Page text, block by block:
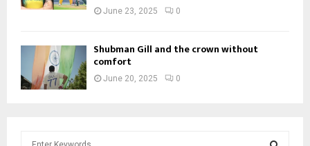
June 23, 2025 0
Shubman Gill and the crown without
comfort
June 20, 2025 0